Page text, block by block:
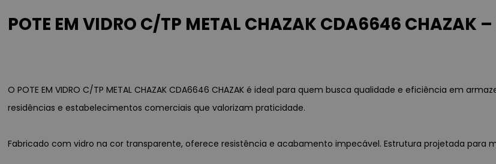
POTE EM VIDRO C/TP METAL CHAZAK CDA6646
O POTE EM VIDRO C/TP METAL CHAZAK CDA6646 CHAZAK é ideal para quem busca qualidade e eficiência em
residências e estabelecimentos comerciais que valorizam praticidade.
Fabricado com vidro na cor transparente, oferece resistência e acabamento impecável. Estrutura projetada para